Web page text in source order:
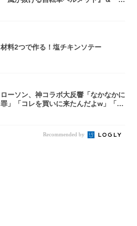
材料2つで作る！塩チキンソテー
ローソン、神コラボ大反響「なかなかに
罪」「コレを買いに来たんだよw」「３
Recommended by